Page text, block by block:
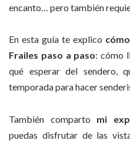
encanto… pero también
En esta guía te explico
Frailes paso a paso: cómo
qué esperar del sendero,
temporada para hacer
También comparto mi
puedas disfrutar de las